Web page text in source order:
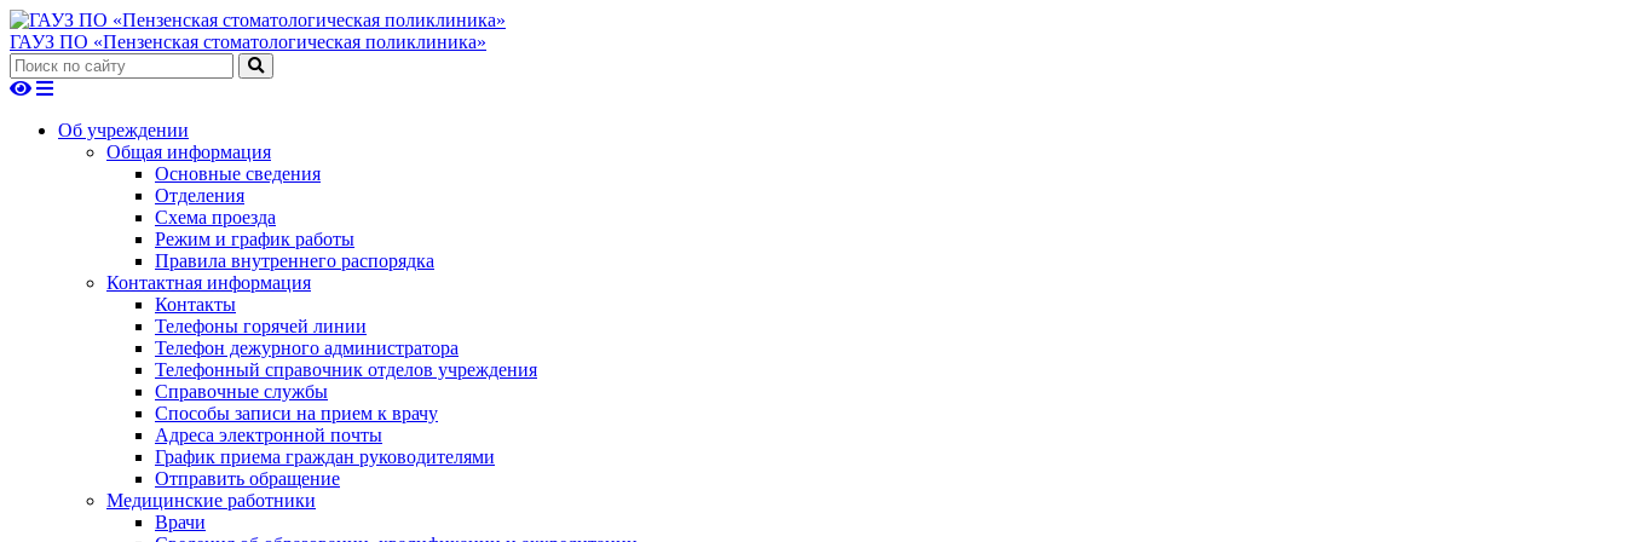
ГАУЗ ПО «Пензенская стоматологическая поликлиника»
Об учреждении
Общая информация
Основные сведения
Отделения
Схема проезда
Режим и график работы
Правила внутреннего распорядка
Контактная информация
Контакты
Телефоны горячей линии
Телефон дежурного администратора
Телефонный справочник отделов учреждения
Справочные службы
Способы записи на прием к врачу
Адреса электронной почты
График приема граждан руководителями
Отправить обращение
Медицинские работники
Врачи